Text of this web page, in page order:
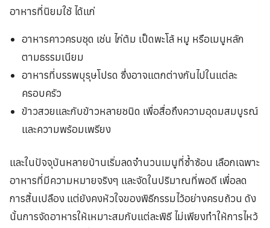
อาหารที่นิยมใช้ ได้แก่
อาหารคาวครบชุด เช่น ไก่ต้ม เป็ดพะโล้ หมู หรือเมนูหลัก
ตามธรรมเนียม
อาหารที่บรรพบุรุษโปรด ซึ่งอาจแตกต่างกันไปในแต่ละ
ครอบครัว
ข้าวสวยและกับข้าวหลายชนิด เพื่อสื่อถึงความอุดมสมบูรณ์
และความพร้อมเพรียง
และในปัจจุบันหลายบ้านเริ่มลดจำนวนเมนูที่ซ้ำซ้อน เลือกเฉพาะ
อาหารที่มีความหมายจริงๆ และจัดในปริมาณที่พอดี เพื่อลด
การสิ้นเปลือง แต่ยังคงหัวใจของพิธีกรรมไว้อย่างครบถ้วน ดัง
นั้นการจัดอาหารให้เหมาะสมกับแต่ละพิธี ไม่เพียงทำให้การไหว้